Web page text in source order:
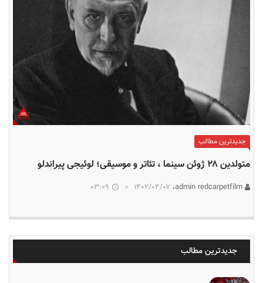
جدیدترین مطالب
متولدین ۲۸ ژوئن سینما ، تئاتر و موسیقی؛ لوئیجی پیراندلو
۱۴۰۲/۰۴/۰۷ 03:09
جدیدترین مطالب